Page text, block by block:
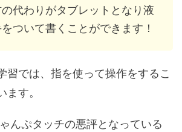
代わりがタブレットとなり液
ついて書くことができます！
習では、指を使って操作をするこ
す。
んぷタッチの悪評となっている